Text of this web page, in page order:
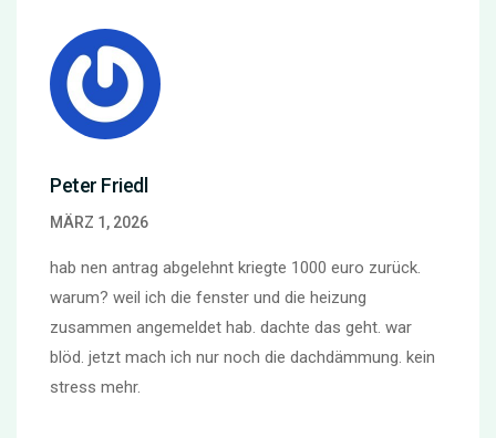
Peter Friedl
MÄRZ 1, 2026
hab nen antrag abgelehnt kriegte 1000 euro zurück.
warum? weil ich die fenster und die heizung
zusammen angemeldet hab. dachte das geht. war
blöd. jetzt mach ich nur noch die dachdämmung. kein
stress mehr.